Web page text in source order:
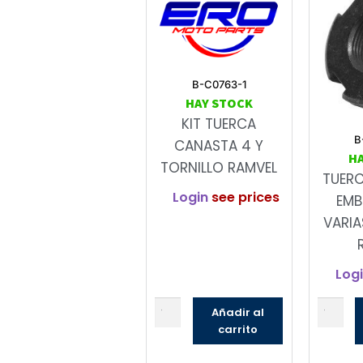
B-C0763-1
HAY STOCK
KIT TUERCA
CANASTA 4 Y
TORNILLO RAMVEL
Login see prices
Añadir al
carrito